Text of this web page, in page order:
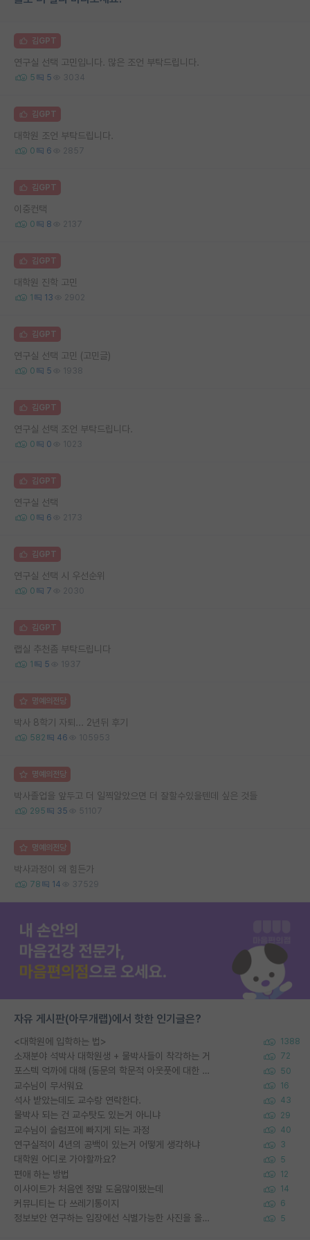
김GPT
연구실 선택 고민입니다. 많은 조언 부탁드립니다.
5 5 3034
김GPT
대학원 조언 부탁드립니다.
0 6 2857
김GPT
이중컨택
0 8 2137
김GPT
대학원 진학 고민
1 13 2902
김GPT
연구실 선택 고민 (고민글)
0 5 1938
김GPT
연구실 선택 조언 부탁드립니다.
0 0 1023
김GPT
연구실 선택
0 6 2173
김GPT
연구실 선택 시 우선순위
0 7 2030
김GPT
랩실 추천좀 부탁드립니다
1 5 1937
명예의전당
박사 8학기 자퇴... 2년뒤 후기
582 46 105953
명예의전당
박사졸업을 앞두고 더 일찍알았으면 더 잘할수있을텐데 싶은 것들
295 35 51107
명예의전당
박사과정이 왜 힘든가
78 14 37529
자유 게시판(아무개랩)에서 핫한 인기글은?
<대학원에 입학하는 법> 1388
소재분야 석박사 대학원생 + 물박사들이 착각하는 거 72
포스텍 억까에 대해 (동문의 학문적 아웃풋에 대한 반박) 50
교수님이 무서워요 16
석사 받았는데도 교수랑 연락한다. 43
물박사 되는 건 교수탓도 있는거 아니냐 29
교수님이 슬럼프에 빠지게 되는 과정 40
연구실적이 4년의 공백이 있는거 어떻게 생각하냐 3
대학원 어디로 가야할까요? 5
편애 하는 방법 12
이사이트가 처음엔 정말 도움많이됐는데 14
커뮤니티는 다 쓰레기통이지 6
정보보안 연구하는 입장에선 식별가능한 사진을 올리는건 비추이긴함 5